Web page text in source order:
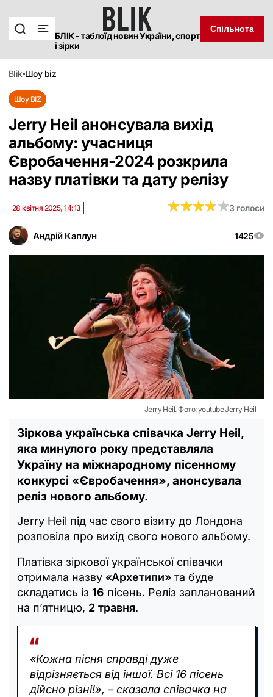
БЛІК - таблоїд новин України, спорт
і зірки
Спільнота
blik шоу biz
Шоу BIZ
Jerry Heil анонсувала вихід
альбому: учасниця
Євробачення-2024 розкрила
назву платівки та дату релізу
Андрій Каплун 1425
28 квітня 2025, 14:13 ★★★★★
★★★★★3 голоси
Jerry Heil. Фото: youtube Jerry Heil
Зіркова українська співачка Jerry Heil,
яка минулого року представляла
Україну на міжнародному пісенному
конкурсі «Євробачення», анонсувала
реліз нового альбому.
Jerry Heil під час свого візиту до Лондона
розповіла про вихід свого нового альбому.
Платівка зіркової української співачки
отримала назву «Архетипи» та буде
складатись із 16 пісень. Реліз запланований
на п’ятницю, 2 травня.
«Кожна пісня справді дуже
відрізняється від іншої. Всі 16 пісень
дійсно різні!», – сказала співачка на